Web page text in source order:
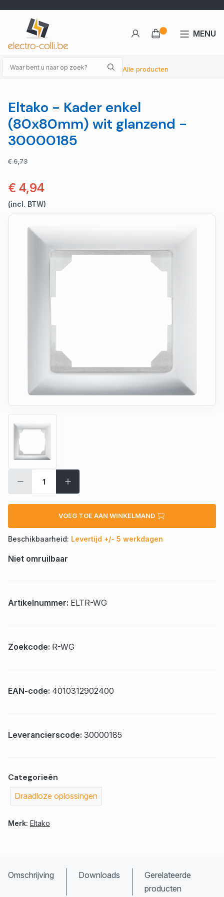
Alle producten
MENU
Eltako - Kader enkel
(80x80mm) wit glanzend -
30000185
€ 6,73
€ 4,94
(incl. BTW)
VOEG TOE AAN WINKELMAND
Beschikbaarheid: Levertijd +/- 5 werkdagen
Niet omruilbaar
Artikelnummer: ELTR-WG
Zoekcode: R-WG
EAN-code: 4010312902400
Leverancierscode: 30000185
Categorieën
Draadloze oplossingen
Merk: Eltako
Omschrijving Downloads
Gerelateerde
producten